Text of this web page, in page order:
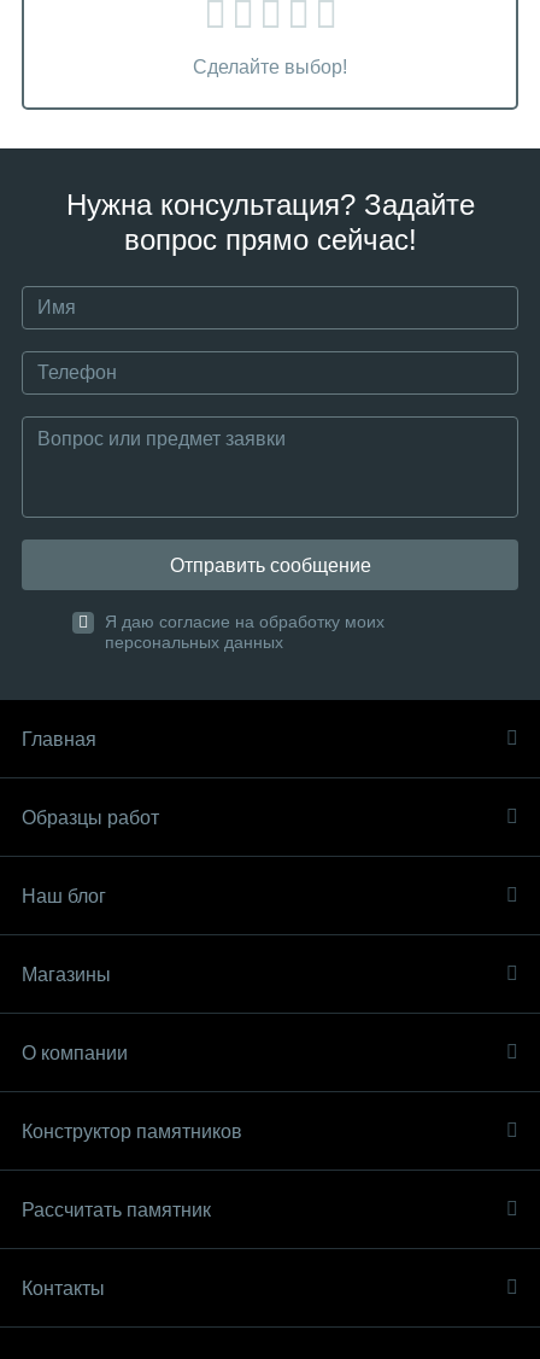
Сделайте выбор!
Нужна консультация? Задайте
вопрос прямо сейчас!
Отправить сообщение
Я даю согласие на обработку моих
персональных данных
Главная
Образцы работ
Наш блог
Магазины
О компании
Конструктор памятников
Рассчитать памятник
Контакты